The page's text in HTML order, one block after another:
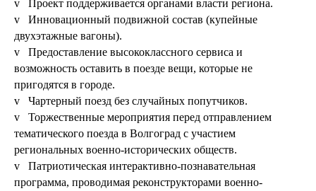
v Проект поддерживается органами власти региона.
v Инновационный подвижной состав (купейные
двухэтажные вагоны).
v Предоставление высококлассного сервиса и
возможность оставить в поезде вещи, которые не
пригодятся в городе.
v Чартерный поезд без случайных попутчиков.
v Торжественные мероприятия перед отправлением
тематического поезда в Волгоград с участием
региональных военно-исторических обществ.
v Патриотическая интерактивно-познавательная
программа, проводимая реконструкторами военно-